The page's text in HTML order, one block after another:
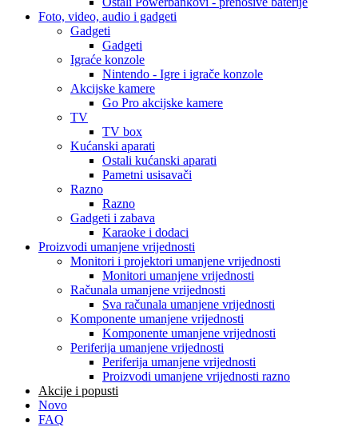
Foto, video, audio i gadgeti
Gadgeti
Gadgeti
Igraće konzole
Nintendo - Igre i igrače konzole
Akcijske kamere
Go Pro akcijske kamere
TV
TV box
Kućanski aparati
Ostali kućanski aparati
Pametni usisavači
Razno
Razno
Gadgeti i zabava
Karaoke i dodaci
Proizvodi umanjene vrijednosti
Monitori i projektori umanjene vrijednosti
Monitori umanjene vrijednosti
Računala umanjene vrijednosti
Sva računala umanjene vrijednosti
Komponente umanjene vrijednosti
Komponente umanjene vrijednosti
Periferija umanjene vrijednosti
Periferija umanjene vrijednosti
Proizvodi umanjene vrijednosti razno
Akcije i popusti
Novo
FAQ